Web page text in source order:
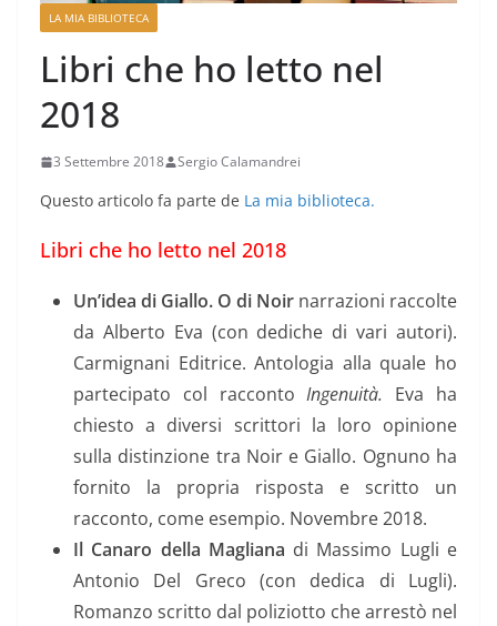
LA MIA BIBLIOTECA
Libri che ho letto nel
2018
3 Settembre 2018 Sergio Calamandrei
Questo articolo fa parte de La mia biblioteca.
Libri che ho letto nel 2018
Un’idea di Giallo. O di Noir narrazioni raccolte
da Alberto Eva (con dediche di vari autori).
Carmignani Editrice. Antologia alla quale ho
partecipato col racconto Ingenuità. Eva ha
chiesto a diversi scrittori la loro opinione
sulla distinzione tra Noir e Giallo. Ognuno ha
fornito la propria risposta e scritto un
racconto, come esempio. Novembre 2018.
Il Canaro della Magliana di Massimo Lugli e
Antonio Del Greco (con dedica di Lugli).
Romanzo scritto dal poliziotto che arrestò nel